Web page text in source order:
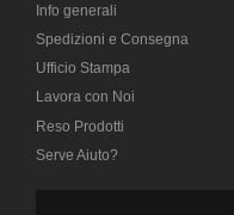
Info generali
Spedizioni e Consegna
Ufficio Stampa
Lavora con Noi
Reso Prodotti
Serve Aiuto?